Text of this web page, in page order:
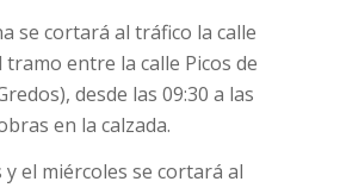
se cortará al tráfico la calle
entre la calle Picos de
desde las 09:30 a las
en la calzada.
el miércoles se cortará al